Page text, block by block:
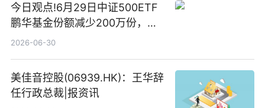
今日观点!6月29日中证500ETF
鹏华基金份额减少200万份，重
仓股亨通光电、赤峰黄金、佰维
2026-06-30
美佳音控股(06939.HK)：王华辞
任行政总裁|报资讯